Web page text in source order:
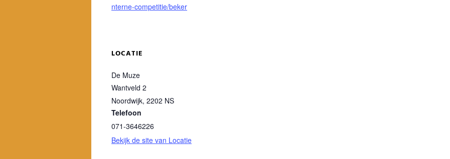
nterne-competitie/beker
LOCATIE
De Muze
Wantveld 2
Noordwijk, 2202 NS
Telefoon
071-3646226
Bekijk de site van Locatie